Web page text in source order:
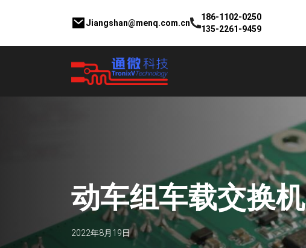
Jiangshan@menq.com.cn
186-1102-0250
135-2261-9459
动车组车载交换机
2022年8月19日